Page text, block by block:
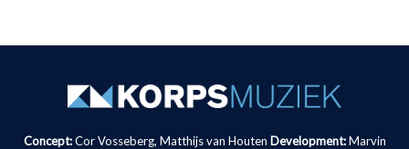
Concept:Cor Vosseberg, Matthijs van Houten Development: Marvin